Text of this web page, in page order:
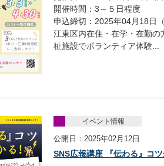
開催時間：3～５日程度
申込締切：2025年04月18日（
江東区内在住・在学・在勤
祉施設でボランティア体験...
イベント情報
公開日：2025年02月12日
SNS広報講座 『伝わる』コ